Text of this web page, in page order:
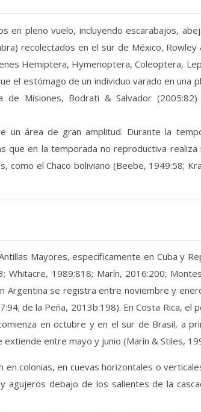
pleno vuelo, incluyendo escarabajos,
recolectados en el sur de México,
Hemiptera, Hymenoptera, Coleoptera,
el estómago de un individuo varado en una
de Misiones, Bodrati & Salvador
área de gran amplitud. Durante la
en la temporada no reproductiva realiza
como el Chaco boliviano (Beebe, 1949:58;
Mayores, específicamente en Cuba y
1989:818; Marín, 2016:200;
se registra entre noviembre y
de la Peña, 2013b:198). En Costa Rica,
en octubre y en el sur de Brasil, a
entre mayo y junio (Marín & Stiles,
colonias, en cuevas horizontales o
agujeros debajo de los salientes de la